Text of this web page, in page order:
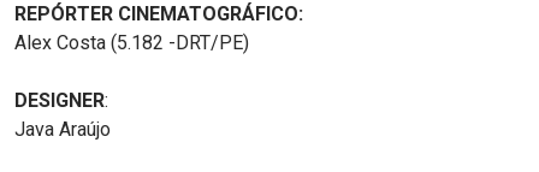
REPÓRTER CINEMATOGRÁFICO:
Alex Costa (5.182 -DRT/PE)
DESIGNER:
Java Araújo